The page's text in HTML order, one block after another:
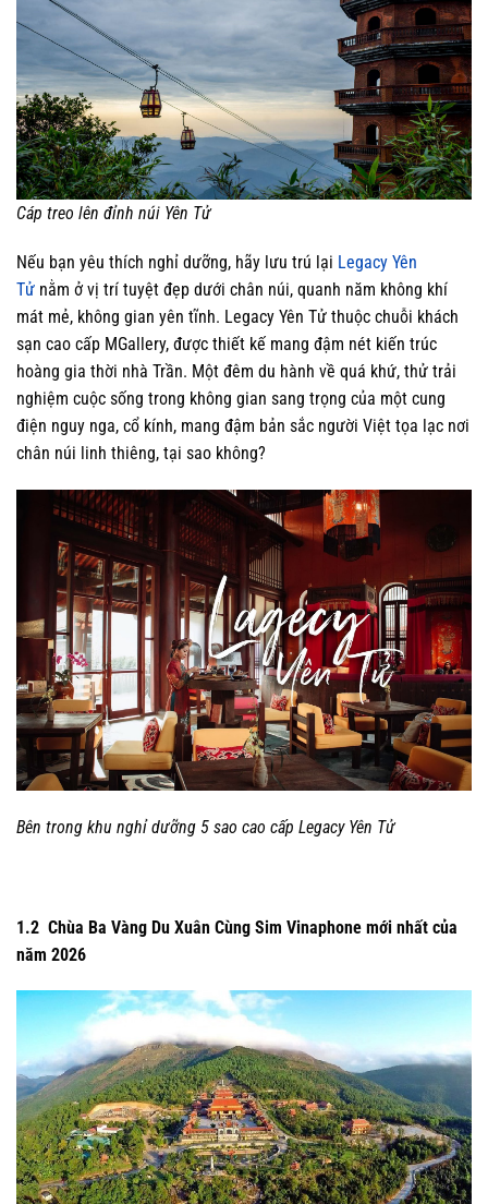
Cáp treo lên đỉnh núi Yên Tử
Nếu bạn yêu thích nghỉ dưỡng, hãy lưu trú lại Legacy Yên
Tử nằm ở vị trí tuyệt đẹp dưới chân núi, quanh năm không khí
mát mẻ, không gian yên tĩnh. Legacy Yên Tử thuộc chuỗi khách
sạn cao cấp MGallery, được thiết kế mang đậm nét kiến trúc
hoàng gia thời nhà Trần. Một đêm du hành về quá khứ, thử trải
nghiệm cuộc sống trong không gian sang trọng của một cung
điện nguy nga, cổ kính, mang đậm bản sắc người Việt tọa lạc nơi
chân núi linh thiêng, tại sao không?
Bên trong khu nghỉ dưỡng 5 sao cao cấp Legacy Yên Tử
1.2 Chùa Ba Vàng Du Xuân Cùng Sim Vinaphone mới nhất của
năm 2026